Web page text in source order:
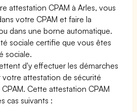
attestation CPAM à Arles, vous
votre CPAM et faire la
dans une borne automatique.
sociale certifie que vous êtes
sociale.
d'y effectuer les démarches
votre attestation de sécurité
Cette attestation CPAM
cas suivants :